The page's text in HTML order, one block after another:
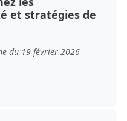
et stratégies de
du 19 février 2026